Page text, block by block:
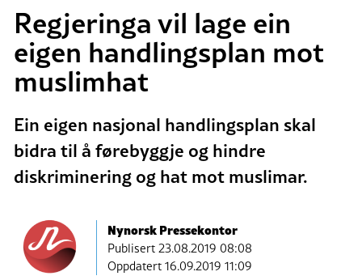
Regjeringa vil lage ein
eigen handlingsplan mot
muslimhat
Ein eigen nasjonal handlingsplan skal
bidra til å førebyggje og hindre
diskriminering og hat mot muslimar.
Nynorsk Pressekontor
Publisert23.08.2019 08:08
Oppdatert 16.09.2019 11:09